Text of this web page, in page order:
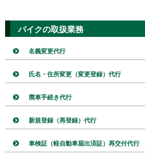
バイクの取扱業務
名義変更代行
氏名・住所変更（変更登録）代行
廃車手続き代行
新規登録（再登録）代行
車検証（軽自動車届出済証）再交付代行